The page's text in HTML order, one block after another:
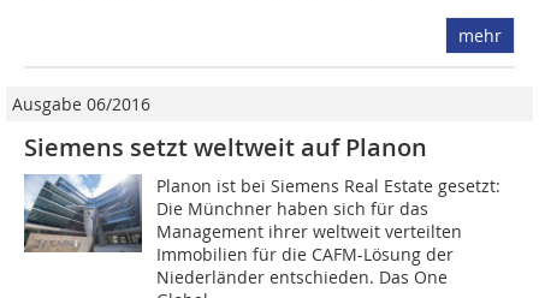
mehr
Ausgabe 06/2016
Siemens setzt weltweit auf Planon
Planon ist bei Siemens Real Estate gesetzt:
Die Münchner haben sich für das
Management ihrer weltweit verteilten
Immobilien für die CAFM-Lösung der
Niederländer entschieden. Das One